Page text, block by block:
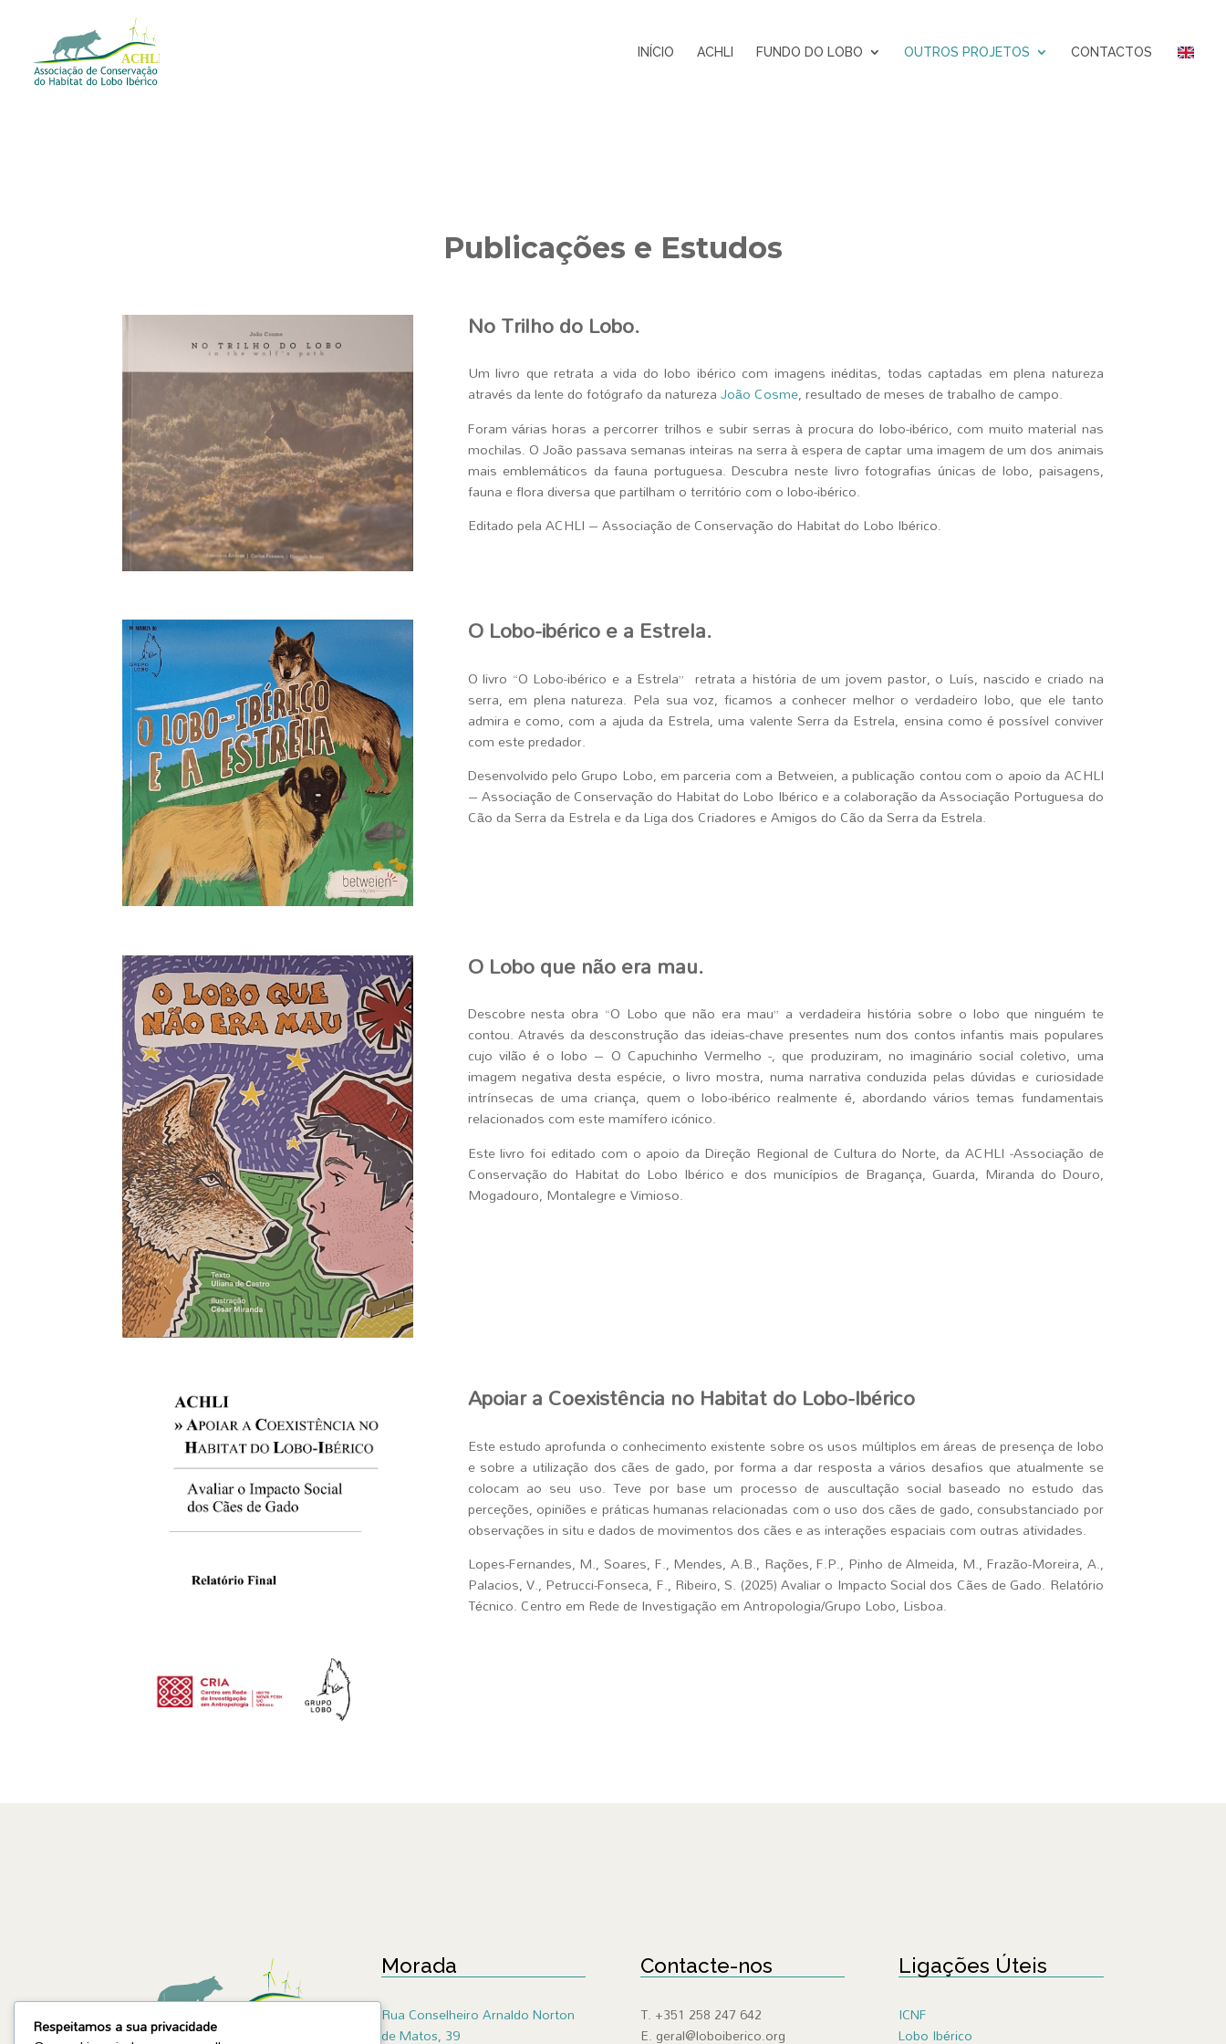
INÍCIO ACHLI FUNDO DO LOBO OUTROS PROJETOS CONTACTOS
Publicações e Estudos
No Trilho do Lobo.
Um livro que retrata a vida do lobo ibérico com imagens inéditas, todas captadas em plena natureza
através da lente do fotógrafo da naturezaJoão Cosme, resultado de meses de trabalho de campo.
Foram várias horas a percorrer trilhos e subir serras à procura do lobo-ibérico, com muito material nas
mochilas. O João passava semanas inteiras na serra à espera de captar uma imagem de um dos animais
mais emblemáticos da fauna portuguesa. Descubra neste livro fotografias únicas de lobo, paisagens,
fauna e flora diversa que partilham o território com o lobo-ibérico.
Editado pela ACHLI – Associação de Conservação do Habitat do Lobo Ibérico.
O Lobo-ibérico e a Estrela.
O livro “O Lobo-ibérico e a Estrela” retrata a história de um jovem pastor, o Luís, nascido e criado na
serra, em plena natureza. Pela sua voz, ficamos a conhecer melhor o verdadeiro lobo, que ele tanto
admira e como, com a ajuda da Estrela, uma valente Serra da Estrela, ensina como é possível conviver
com este predador.
Desenvolvido pelo Grupo Lobo, em parceria com a Betweien, a publicação contou com o apoio da ACHLI
– Associação de Conservação do Habitat do Lobo Ibérico e a colaboração da Associação Portuguesa do
Cão da Serra da Estrela e da Liga dos Criadores e Amigos do Cão da Serra da Estrela.
O Lobo que não era mau.
Descobre nesta obra “O Lobo que não era mau” a verdadeira história sobre o lobo que ninguém te
contou. Através da desconstrução das ideias-chave presentes num dos contos infantis mais populares
cujo vilão é o lobo – O Capuchinho Vermelho -, que produziram, no imaginário social coletivo, uma
imagem negativa desta espécie, o livro mostra, numa narrativa conduzida pelas dúvidas e curiosidade
intrínsecas de uma criança, quem o lobo-ibérico realmente é, abordando vários temas fundamentais
relacionados com este mamífero icónico.
Este livro foi editado com o apoio da Direção Regional de Cultura do Norte, da ACHLI -Associação de
Conservação do Habitat do Lobo Ibérico e dos municípios de Bragança, Guarda, Miranda do Douro,
Mogadouro, Montalegre e Vimioso.
Apoiar a Coexistência no Habitat do Lobo-Ibérico
Este estudo aprofunda o conhecimento existente sobre os usos múltiplos em áreas de presença de lobo
e sobre a utilização dos cães de gado, por forma a dar resposta a vários desafios que atualmente se
colocam ao seu uso. Teve por base um processo de auscultação social baseado no estudo das
perceções, opiniões e práticas humanas relacionadas com o uso dos cães de gado, consubstanciado por
observações in situ e dados de movimentos dos cães e as interações espaciais com outras atividades.
Lopes-Fernandes, M., Soares, F., Mendes, A.B., Rações, F.P., Pinho de Almeida, M., Frazão-Moreira, A.,
Palacios, V., Petrucci-Fonseca, F., Ribeiro, S. (2025) Avaliar o Impacto Social dos Cães de Gado. Relatório
Técnico. Centro em Rede de Investigação em Antropologia/Grupo Lobo, Lisboa.
Morada
Rua Conselheiro Arnaldo Norton
de Matos, 39
Contacte-nos
T. +351 258 247 642
E. geral@loboiberico.org
Ligações Úteis
ICNF
Lobo Ibérico
Respeitamos a sua privacidade